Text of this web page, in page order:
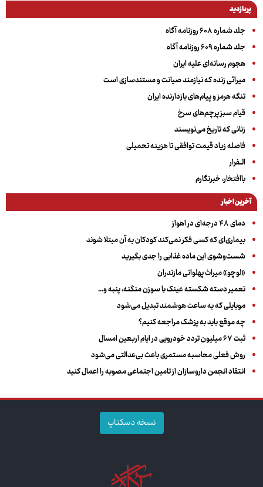
پربازدید
جلد شماره ۶۰۸ روزنامه آگاه
جلد شماره ۶۰۹ روزنامه آگاه
هجوم رسانه‌ای علیه ایران
میراثی زنده که نیازمند صیانت و مستندسازی است
تنگه هرمز و پیام‌های بازدارنده ایران
قیام سبز پرچم‌های سرخ
زنانی که تاریخ می‌نویسند
فاصله زیاد قیمت توافقی تا هزینه تحمیلی
الــفرار
باافتخار، خبرنگارم
آخرین اخبار
دمای ۴۸ درجه‌ای در اهواز
بیماری‌ای که کسی فکر نمی‌کند کودکان به آن مبتلا شوند
شست‌وشوی این ماده غذایی را جدی بگیرید
«لوچو» میراث پهلوانی مازندران
تعمیر دسته شکسته عینک با سوزن منگنه، پنبه و...
موبایلی که به ساعت هوشمند تبدیل می‌شود
چه موقع باید به پزشک مراجعه کنیم؟
ثبت ۶۷ میلیون تردد خودرویی در ایام اربعین امسال
روش فعلی محاسبه مستمری باعث بی‌عدالتی می‌شود
انتقاد انجمن داروسازان از تامین اجتماعی مصوبه را اعمال کنید
نسخه دسکتاپ